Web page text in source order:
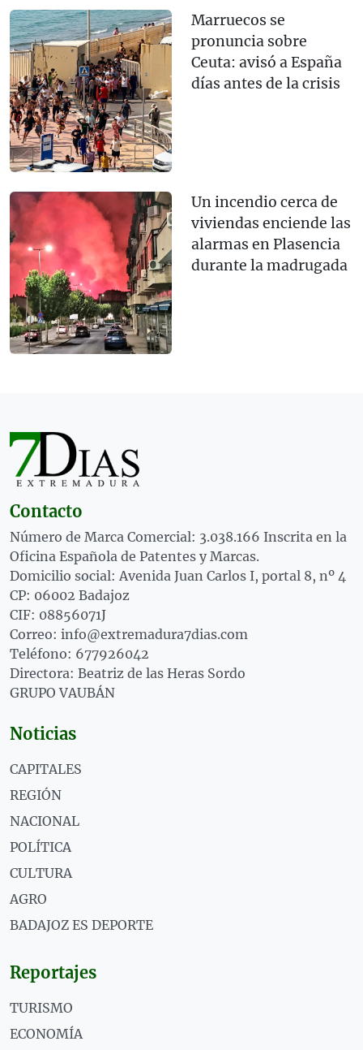
Marruecos se
pronuncia sobre
Ceuta: avisó a España
días antes de la crisis
Un incendio cerca de
viviendas enciende las
alarmas en Plasencia
durante la madrugada
Contacto
Número de Marca Comercial: 3.038.166 Inscrita en la
Oficina Española de Patentes y Marcas.
Domicilio social: Avenida Juan Carlos I, portal 8, nº 4
CP: 06002 Badajoz
CIF: 08856071J
Correo: info@extremadura7dias.com
Teléfono: 677926042
Directora: Beatriz de las Heras Sordo
GRUPO VAUBÁN
Noticias
CAPITALES
REGIÓN
NACIONAL
POLÍTICA
CULTURA
AGRO
BADAJOZ ES DEPORTE
Reportajes
TURISMO
ECONOMÍA